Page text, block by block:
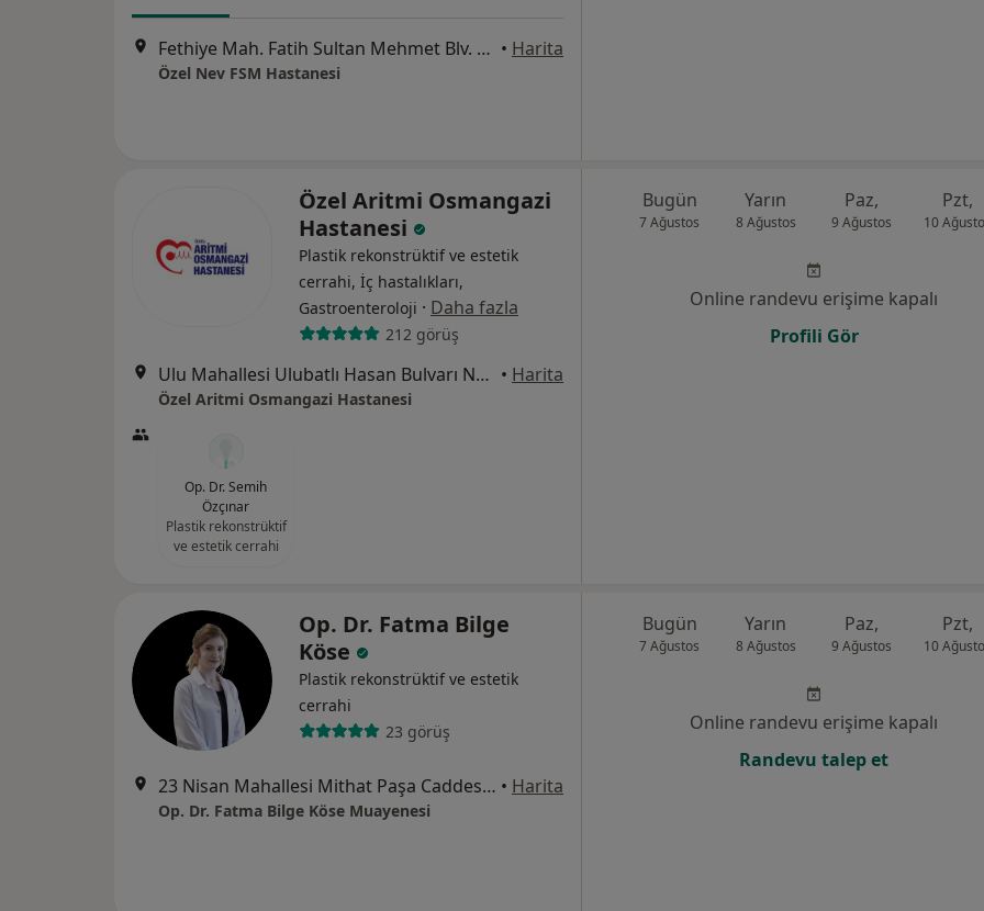
Fethiye Mah. Fatih Sultan Mehmet Blv. No:167, Nilüfer • Harita
Özel Nev FSM Hastanesi
Özel Aritmi Osmangazi
Hastanesi
Plastik rekonstrüktif ve estetik
cerrahi, İç hastalıkları,
Gastroenteroloji · Daha fazla
212 görüş
Ulu Mahallesi Ulubatlı Hasan Bulvarı No:48-62, Osmangazi • Harita
Özel Aritmi Osmangazi Hastanesi
Op. Dr. Semih
Özçınar
Plastik rekonstrüktif
ve estetik cerrahi
Bugün
7 Ağustos
Yarın
8 Ağustos
Paz,
9 Ağustos
Pzt,
10
Online randevu erişime kapalı
Profili Gör
Op. Dr. Fatma Bilge
Köse
Plastik rekonstrüktif ve estetik
cerrahi
23 görüş
23 Nisan Mahallesi Mithat Paşa Caddesi Gökçadır İş Merkezi 22/17, Nilüfer • Harita
Op. Dr. Fatma Bilge Köse Muayenesi
Bugün
7 Ağustos
Yarın
8 Ağustos
Paz,
9 Ağustos
Pzt,
10
Online randevu erişime kapalı
Randevu talep et